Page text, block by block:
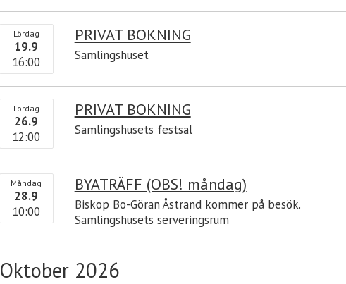
Lördag
19.9
16:00
PRIVAT BOKNING
Samlingshuset
Lördag
26.9
12:00
PRIVAT BOKNING
Samlingshusets festsal
Måndag
28.9
10:00
BYATRÄFF (OBS! måndag)
Biskop Bo-Göran Åstrand kommer på besök.
Samlingshusets serveringsrum
Oktober 2026